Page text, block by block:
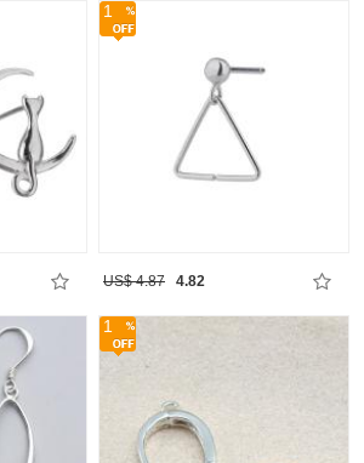
1
US$ 4.87 4.82
1